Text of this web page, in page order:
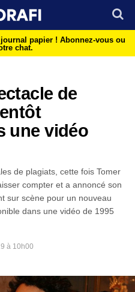
papier ! Abonnez-vous ou
chat.
de
une vidéo
de plagiats, cette fois Tomer
compter et a annoncé son
sur scène pour un nouveau
dans une vidéo de 1995
à 10h00